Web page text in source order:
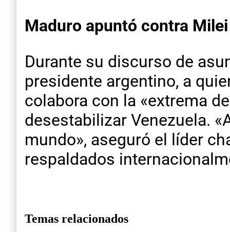
Maduro apuntó contra
Durante su discurso de
presidente argentino, a
colabora con la «extrema
desestabilizar Venezuela.
mundo», aseguró el líder
respaldados
Temas relacionados